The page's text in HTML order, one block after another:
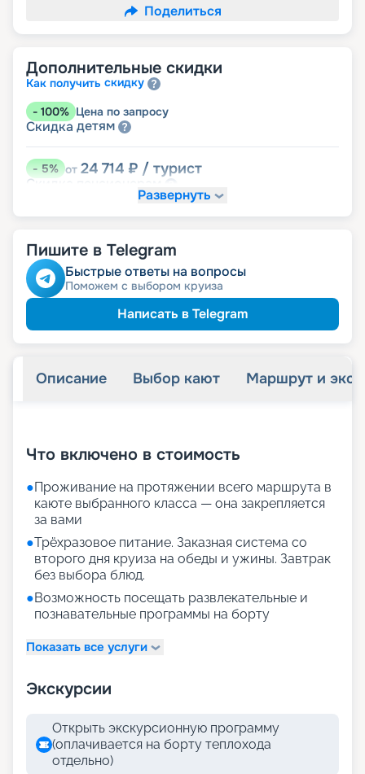
Поделиться
Дополнительные скидки
Как получить скидку
- 100% Цена по запросу
Скидка детям
-5% от 24 714 ₽ / турист
Скидка
Развернуть
Пишите в Telegram
Быстрые ответы на вопросы
Поможем с выбором круиза
Написать в Telegram
Описание Выбор кают Маршрут и
Что включено в стоимость
●Проживание на протяжении всего маршрута в
каюте выбранного класса — она закрепляется
за вами
●Трёхразовое питание. Заказная система со
второго дня круиза на обеды и ужины. Завтрак
без выбора блюд.
●Возможность посещать развлекательные и
познавательные программы на борту
Показать все услуги
Экскурсии
Открыть экскурсионную программу
(оплачивается на борту теплохода
отдельно)